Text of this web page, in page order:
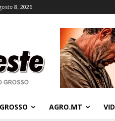
8, 2026
AGRO.MT